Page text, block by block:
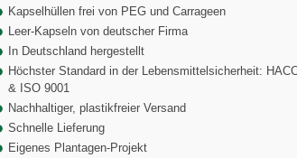
Kapselhüllen frei von PEG und Carrageen
Leer-Kapseln von deutscher Firma
In Deutschland hergestellt
Höchster Standard in der Lebensmittelsicherheit:
& ISO 9001
Nachhaltiger, plastikfreier Versand
Schnelle Lieferung
Eigenes Plantagen-Projekt